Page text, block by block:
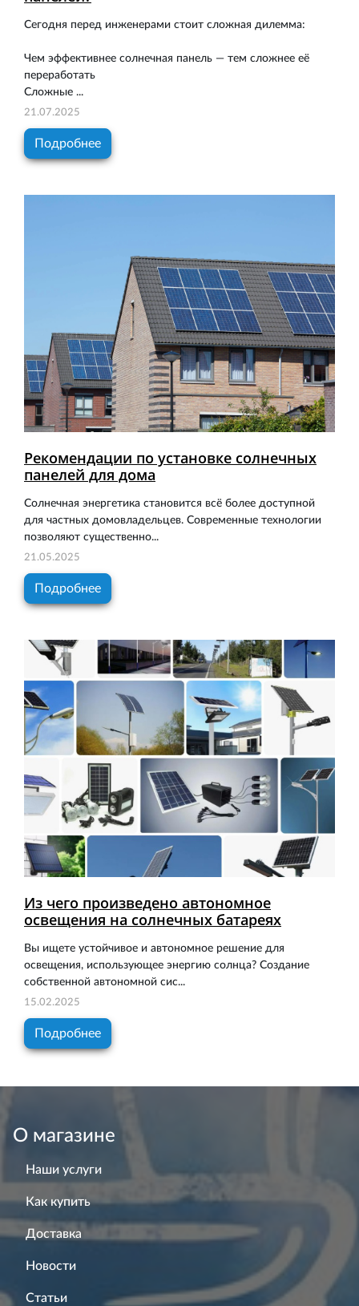
Сегодня перед инженерами стоит сложная дилемма:
Чем эффективнее солнечная панель — тем сложнее её
переработать
Сложные ...
21.07.2025
Подробнее
Рекомендации по установке солнечных
панелей для дома
Солнечная энергетика становится всё более доступной
для частных домовладельцев. Современные технологии
позволяют существенно...
21.05.2025
Подробнее
Из чего произведено автономное
освещения на солнечных батареях
Вы ищете устойчивое и автономное решение для
освещения, использующее энергию солнца? Создание
собственной автономной сис...
15.02.2025
Подробнее
О магазине
Наши услуги
Как купить
Доставка
Новости
Статьи